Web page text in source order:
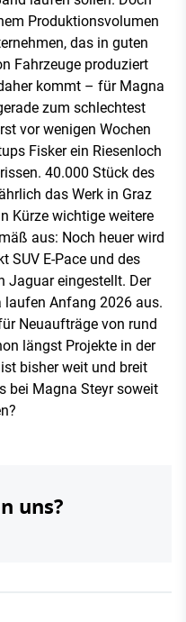
Produktionsvolumen
das in guten
Fahrzeuge produziert
kommt – für Magna
zum schlechtest
vor wenigen Wochen
Fisker ein Riesenloch
40.000 Stück des
das Werk in Graz
Kürze wichtige weitere
aus: Noch heuer wird
SUV E-Pace und des
Jaguar eingestellt. Der
laufen Anfang 2026 aus.
Neuaufträge von rund
längst Projekte in der
bisher weit und breit
bei Magna Steyr soweit
uns?